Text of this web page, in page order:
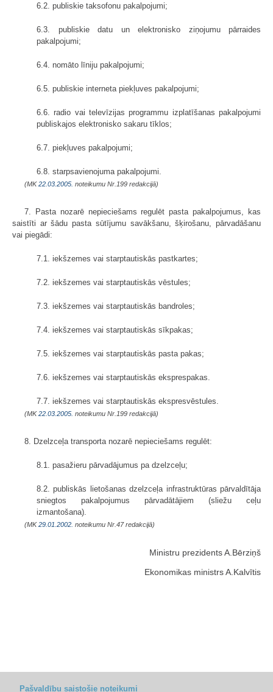
6.2. publiskie taksofonu pakalpojumi;
6.3. publiskie datu un elektronisko ziņojumu pārraides
pakalpojumi;
6.4. nomāto līniju pakalpojumi;
6.5. publiskie interneta piekļuves pakalpojumi;
6.6. radio vai televīzijas programmu izplatīšanas pakalpojumi
publiskajos elektronisko sakaru tīklos;
6.7. piekļuves pakalpojumi;
6.8. starpsavienojuma pakalpojumi.
(MK22.03.2005. noteikumu Nr.199 redakcijā)
7. Pasta nozarē nepieciešams regulēt pasta pakalpojumus, kas
saistīti ar šādu pasta sūtījumu savākšanu, šķirošanu, pārvadāšanu
vai piegādi:
7.1. iekšzemes vai starptautiskās pastkartes;
7.2. iekšzemes vai starptautiskās vēstules;
7.3. iekšzemes vai starptautiskās bandroles;
7.4. iekšzemes vai starptautiskās sīkpakas;
7.5. iekšzemes vai starptautiskās pasta pakas;
7.6. iekšzemes vai starptautiskās eksprespakas.
7.7. iekšzemes vai starptautiskās ekspresvēstules.
(MK22.03.2005. noteikumu Nr.199 redakcijā)
8. Dzelzceļa transporta nozarē nepieciešams regulēt:
8.1. pasažieru pārvadājumus pa dzelzceļu;
8.2. publiskās lietošanas dzelzceļa infrastruktūras pārvaldītāja
sniegtos pakalpojumus pārvadātājiem (sliežu ceļu
izmantošana).
(MK29.01.2002. noteikumu Nr.47 redakcijā)
Ministru prezidents A.Bērziņš
Ekonomikas ministrs A.Kalvītis
Pašvaldību saistošie noteikumi